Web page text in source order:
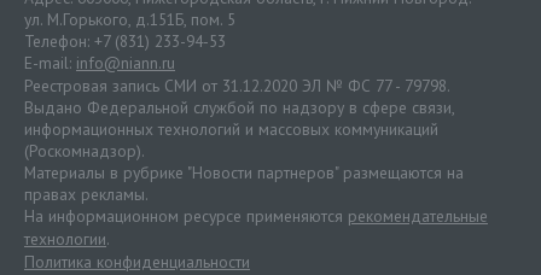
ул. М.Горького, д.151Б, пом. 5
Телефон: +7 (831) 233-94-53
E-mail: info@niann.ru
Реестровая запись СМИ от 31.12.2020 ЭЛ № ФС 77 - 79798.
Выдано Федеральной службой по надзору в сфере связи,
информационных технологий и массовых коммуникаций
(Роскомнадзор).
Материалы в рубрике "Новости партнеров" размещаются на
правах рекламы.
На информационном ресурсе применяются рекомендательные
технологии.
Политика конфиденциальности